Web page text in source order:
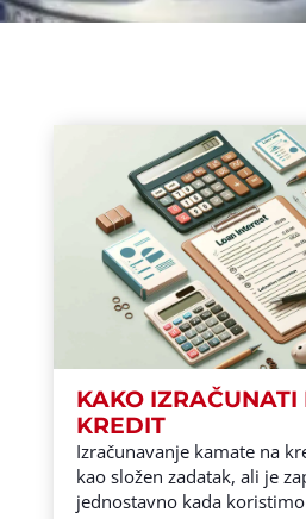
KAKO
KREDIT
Izračunavanje kamate na
kao složen zadatak, ali je
jednostavno kada